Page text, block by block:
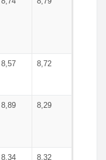
8,57 8,72
8,89 8,29
8,34 8,32